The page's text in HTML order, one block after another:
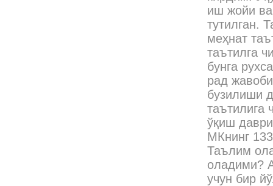
иш жойи
тутилган.
меҳнат
таътилга
бунга
рад
бузилиши
таътилига
ўқиш
МКнинг
Таълим
оладими?
учун бир